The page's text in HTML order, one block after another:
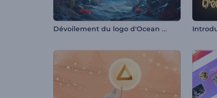
Dévoilement du logo d'Ocean Life